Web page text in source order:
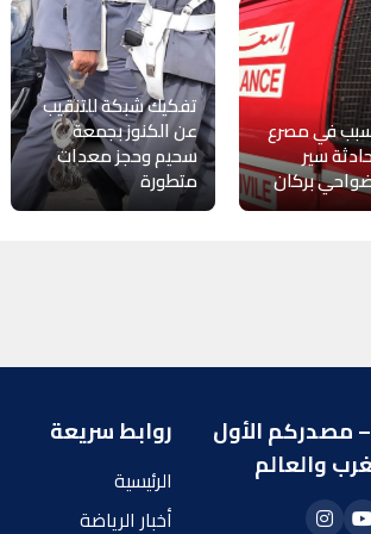
في مصرع
سير
بركان
تفكيك شبكة للتنقيب
عن الكنوز بجمعة
سحيم وحجز معدات
متطورة
– مصدركم الأول
والعالم
روابط سريعة
الرئيسية
أخبار الرياضة